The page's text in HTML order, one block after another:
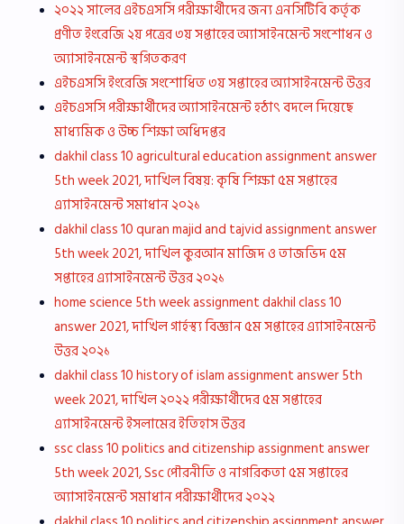
২০২২ সালের এইচএসসি পরীক্ষার্থীদের জন্য এনসিটিবি কর্তৃক
প্রণীত ইংরেজি ২য় পত্রের ৩য় সপ্তাহের অ্যাসাইনমেন্ট সংশোধন ও
অ্যাসাইনমেন্ট স্থগিতকরণ
এইচএসসি ইংরেজি সংশোধিত ৩য় সপ্তাহের অ্যাসাইনমেন্ট উত্তর
এইচএসসি পরীক্ষার্থীদের অ্যাসাইনমেন্ট হঠাৎ বদলে দিয়েছে
মাধ্যমিক ও উচ্চ শিক্ষা অধিদপ্তর
dakhil class 10 agricultural education assignment answer
5th week 2021, দাখিল বিষয়: কৃষি শিক্ষা ৫ম সপ্তাহের
এ্যাসাইনমেন্ট সমাধান ২০২১
dakhil class 10 quran majid and tajvid assignment answer
5th week 2021, দাখিল কুরআন মাজিদ ও তাজভিদ ৫ম
সপ্তাহের এ্যাসাইনমেন্ট উত্তর ২০২১
home science 5th week assignment dakhil class 10
answer 2021, দাখিল গার্হস্থ্য বিজ্ঞান ৫ম সপ্তাহের এ্যাসাইনমেন্ট
উত্তর ২০২১
dakhil class 10 history of islam assignment answer 5th
week 2021, দাখিল ২০২২ পরীক্ষার্থীদের ৫ম সপ্তাহের
এ্যাসাইনমেন্ট ইসলামের ইতিহাস উত্তর
ssc class 10 politics and citizenship assignment answer
5th week 2021, Ssc পৌরনীতি ও নাগরিকতা ৫ম সপ্তাহের
অ্যাসাইনমেন্ট সমাধান পরীক্ষার্থীদের ২০২২